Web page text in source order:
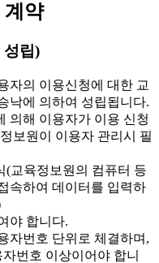
계약
성립)
자의 이용신청에 대한 교
낙에 의하여 성립됩니다.
의해 이용자가 이용 신청
보원이 이용자 관리시 필
(교육정보원의 컴퓨터 등
속하여 데이터를 입력하
야 합니다.
자번호 단위로 체결하며,
번호 이상이어야 합니